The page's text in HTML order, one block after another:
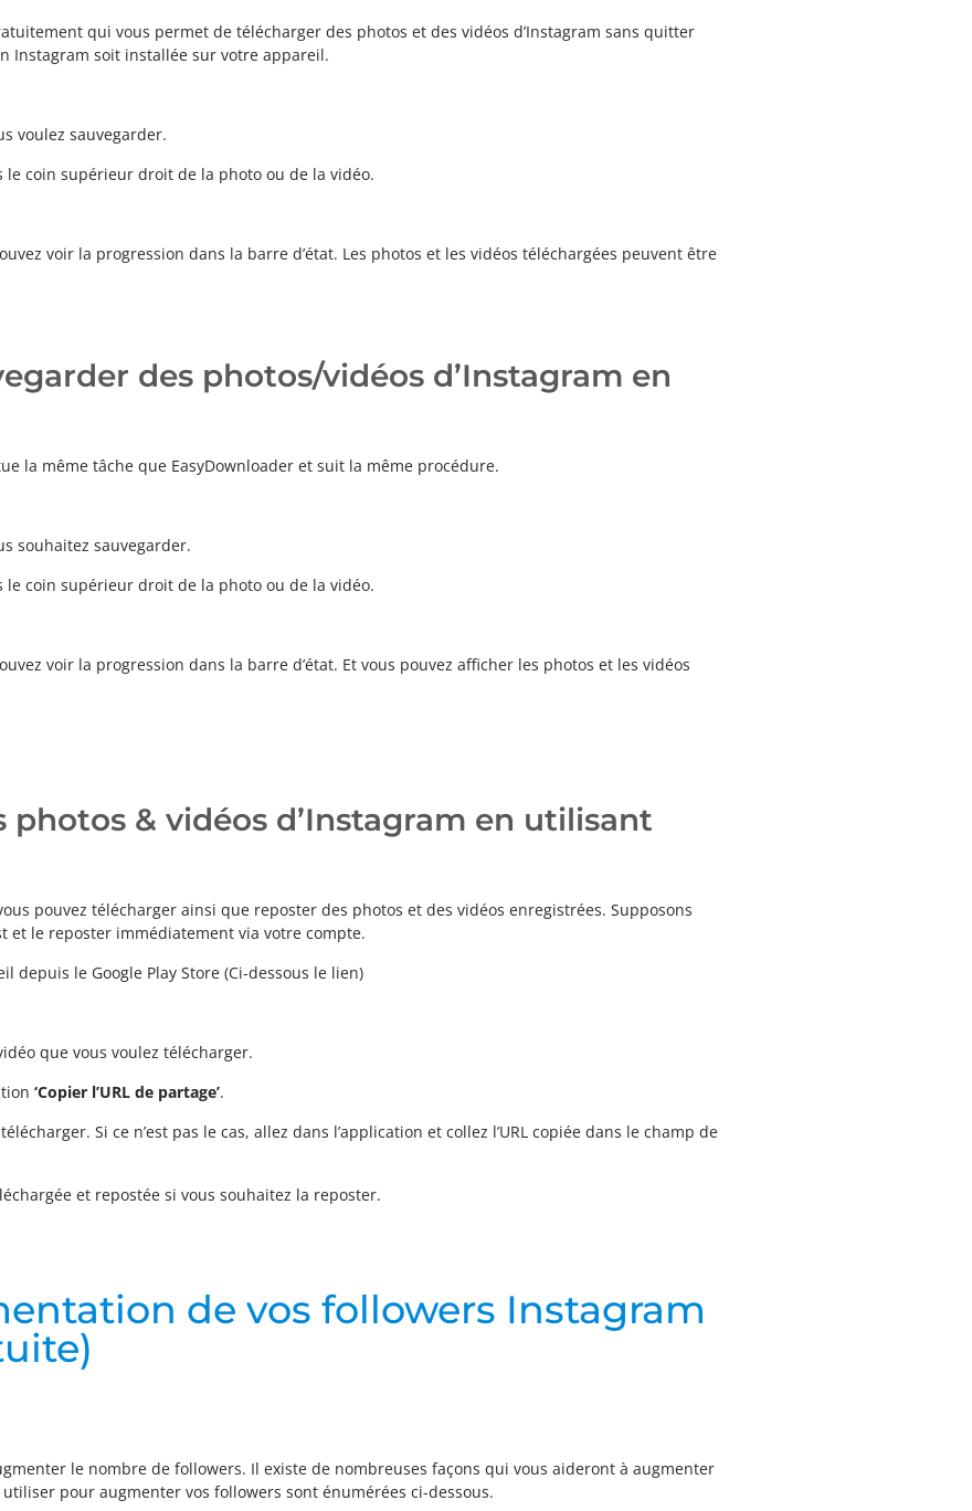
qui vous permet de télécharger des photos et des vidéos d’Instagram sans quitter
Instagram soit installée sur votre appareil.
voulez sauvegarder.
coin supérieur droit de la photo ou de la vidéo.
voir la progression dans la barre d’état. Les photos et les vidéos téléchargées peuvent être
des photos/vidéos d’Instagram en
la même tâche que EasyDownloader et suit la même procédure.
souhaitez sauvegarder.
coin supérieur droit de la photo ou de la vidéo.
voir la progression dans la barre d’état. Et vous pouvez afficher les photos et les vidéos
photos & vidéos d’Instagram en utilisant
pouvez télécharger ainsi que reposter des photos et des vidéos enregistrées. Supposons
et le reposter immédiatement via votre compte.
le Google Play Store (Ci-dessous le lien)
que vous voulez télécharger.
‘Copier l’URL de partage’.
Si ce n’est pas le cas, allez dans l’application et collez l’URL copiée dans le champ de
et repostée si vous souhaitez la reposter.
de vos followers Instagram
le nombre de followers. Il existe de nombreuses façons qui vous aideront à augmenter
pour augmenter vos followers sont énumérées ci-dessous.